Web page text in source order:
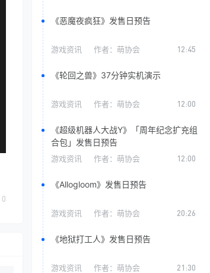
0
《恶魔夜疯狂》发售日预告
游戏资讯 作者： 萌协会 12:45
《轮回之兽》37分钟实机演示
游戏资讯 作者： 萌协会 12:00
《超级机器人大战Y》「周年纪念扩充组
合包」发售日预告
游戏资讯 作者： 萌协会 12:00
《Allogloom》发售日预告
游戏资讯 作者： 萌协会 20:26
《地狱打工人》发售日预告
游戏资讯 作者： 萌协会 21:30